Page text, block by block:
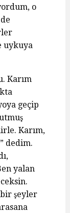
o
uykuya
Karım
geçip
Karım,
dedim.
yalan
şeyler